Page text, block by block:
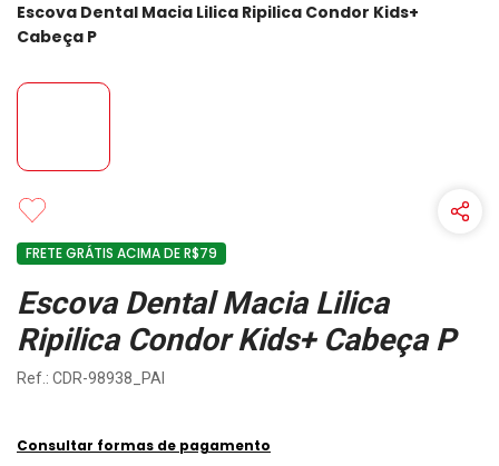
Escova Dental Macia Lilica Ripilica Condor Kids+
Cabeça P
FRETE GRÁTIS ACIMA DE R$79
Escova Dental Macia Lilica
Ripilica Condor Kids+ Cabeça P
: CDR-98938_PAI
Consultar formas de pagamento